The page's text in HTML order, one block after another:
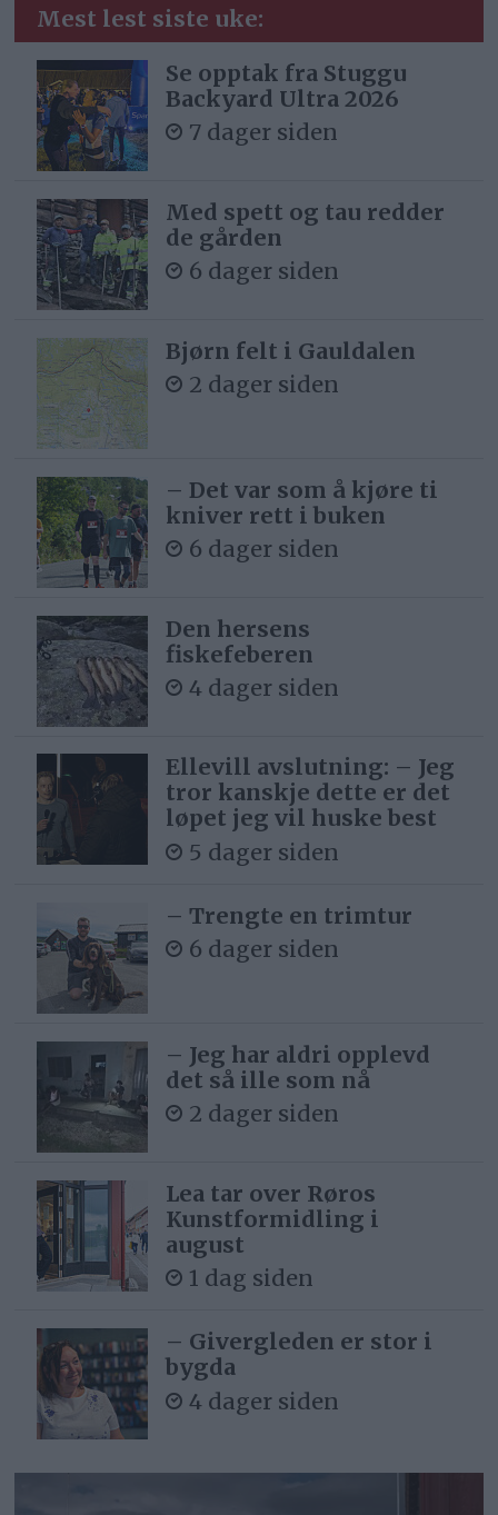
Mest lest siste uke:
Se opptak fra Stuggu
Backyard Ultra 2026
7 dager siden
Med spett og tau redder
de gården
6 dager siden
Bjørn felt i Gauldalen
2 dager siden
– Det var som å kjøre ti
kniver rett i buken
6 dager siden
Den hersens
fiskefeberen
4 dager siden
Ellevill avslutning: – Jeg
tror kanskje dette er det
løpet jeg vil huske best
5 dager siden
– Trengte en trimtur
6 dager siden
– Jeg har aldri opplevd
det så ille som nå
2 dager siden
Lea tar over Røros
Kunstformidling i
august
1 dag siden
– Givergleden er stor i
bygda
4 dager siden